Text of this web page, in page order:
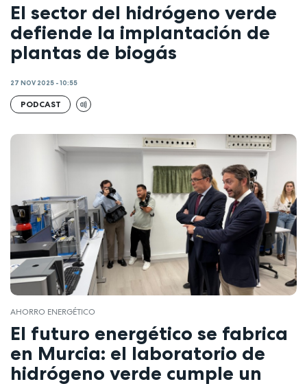
El sector del hidrógeno verde
defiende la implantación de
plantas de biogás
27 NOV 2025 - 10:55
PODCAST
AHORRO ENERGÉTICO
El futuro energético se fabrica
en Murcia: el laboratorio de
hidrógeno verde cumple un